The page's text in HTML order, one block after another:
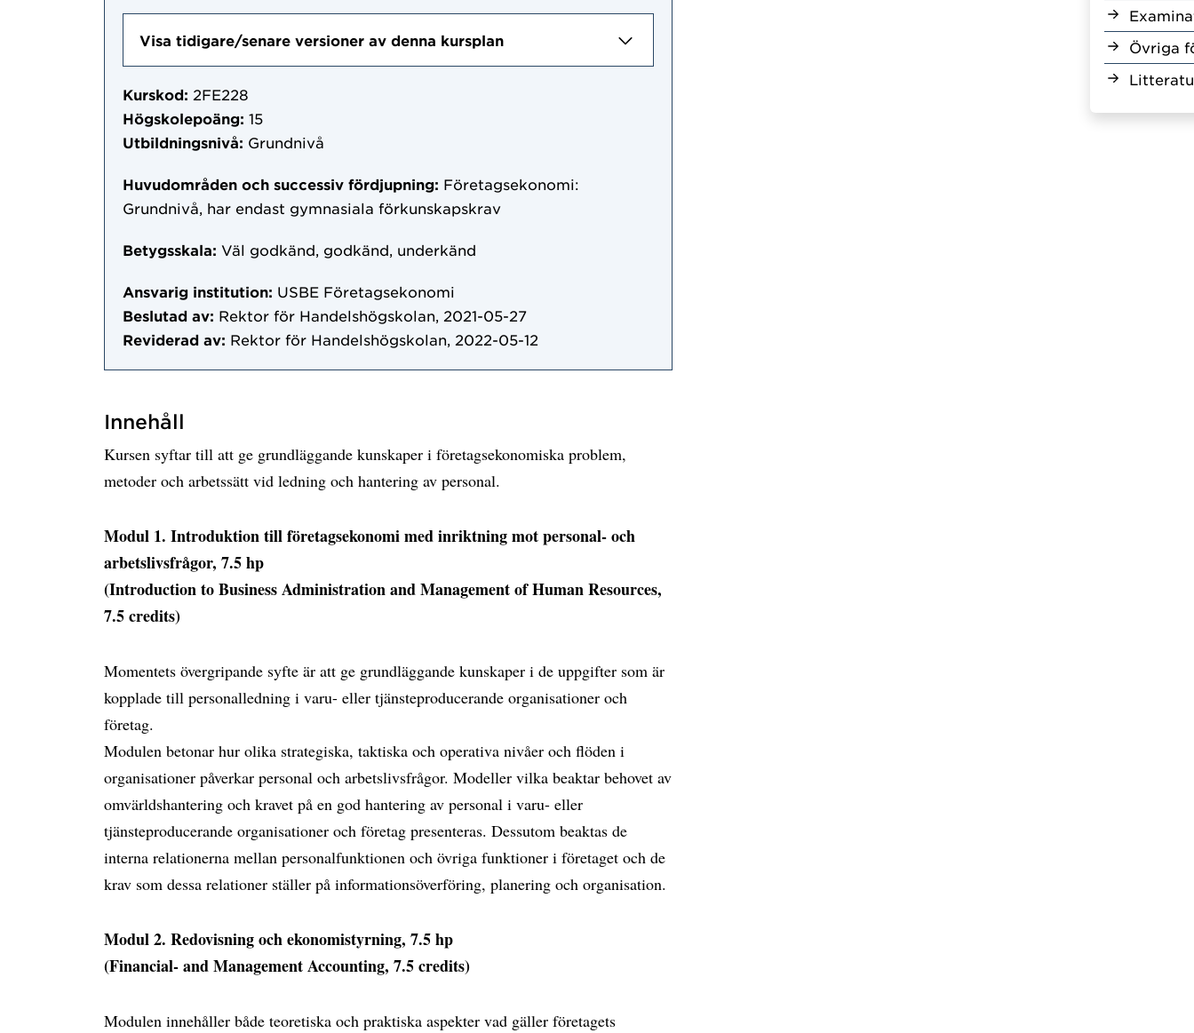
Övriga
Visa tidigare/senare versioner av denna kursplan
Kurskod: 2FE228
Högskolepoäng: 15
Utbildningsnivå: Grundnivå
Huvudområden och successiv fördjupning: Företagsekonomi:
Grundnivå, har endast gymnasiala förkunskapskrav
Betygsskala: Väl godkänd, godkänd, underkänd
Ansvarig institution: USBE Företagsekonomi
Beslutad av: Rektor för Handelshögskolan, 2021-05-27
Reviderad av: Rektor för Handelshögskolan, 2022-05-12
Innehåll
Kursen syftar till att ge grundläggande kunskaper i företagsekonomiska problem,
metoder och arbetssätt vid ledning och hantering av personal.
Modul 1. Introduktion till företagsekonomi med inriktning mot personal- och
arbetslivsfrågor, 7.5 hp
(Introduction to Business Administration and Management of Human Resources,
7.5 credits)
Momentets övergripande syfte är att ge grundläggande kunskaper i de uppgifter som är
kopplade till personalledning i varu- eller tjänsteproducerande organisationer och
företag.
Modulen betonar hur olika strategiska, taktiska och operativa nivåer och flöden i
organisationer påverkar personal och arbetslivsfrågor. Modeller vilka beaktar behovet av
omvärldshantering och kravet på en god hantering av personal i varu- eller
tjänsteproducerande organisationer och företag presenteras. Dessutom beaktas de
interna relationerna mellan personalfunktionen och övriga funktioner i företaget och de
krav som dessa relationer ställer på informationsöverföring, planering och organisation.
Modul 2. Redovisning och ekonomistyrning, 7.5 hp
(Financial- and Management Accounting, 7.5 credits)
Modulen innehåller både teoretiska och praktiska aspekter vad gäller företagets